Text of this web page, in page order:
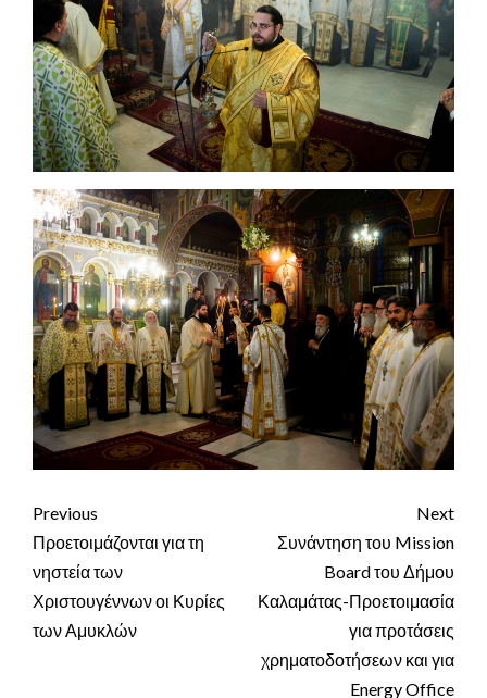
Continue
Reading
Previous
Προετοιμάζονται για τη
νηστεία των
Χριστουγέννων οι Κυρίες
των Αμυκλών
Next
Συνάντηση του Mission
Board του Δήμου
Καλαμάτας-Προετοιμασία
για προτάσεις
χρηματοδοτήσεων και για
Energy Office